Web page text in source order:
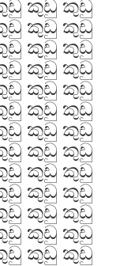
කුඩු කුඩු
කුඩු කුඩු
කුඩු කුඩු
කුඩු කුඩු
කුඩු කුඩු
කුඩු කුඩු
කුඩු කුඩු
කුඩු කුඩු
කුඩු කුඩු
කුඩු කුඩු
කුඩු කුඩු
කුඩු කුඩු
කුඩු කුඩු